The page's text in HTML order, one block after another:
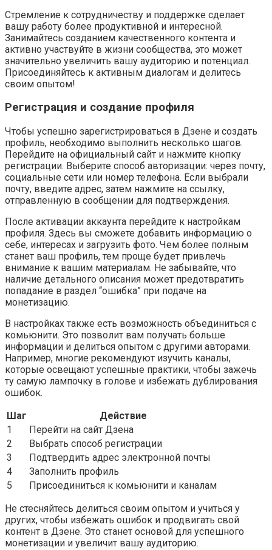
Стремление к сотрудничеству и поддержке сделает
вашу работу более продуктивной и интересной.
Занимайтесь созданием качественного контента и
активно участвуйте в жизни сообщества, это может
значительно увеличить вашу аудиторию и потенциал.
Присоединяйтесь к активным диалогам и делитесь
своим опытом!
Регистрация и создание профиля
Чтобы успешно зарегистрироваться в Дзене и создать
профиль, необходимо выполнить несколько шагов.
Перейдите на официальный сайт и нажмите кнопку
регистрации. Выберите способ авторизации: через почту,
социальные сети или номер телефона. Если выбрали
почту, введите адрес, затем нажмите на ссылку,
отправленную в сообщении для подтверждения.
После активации аккаунта перейдите к настройкам
профиля. Здесь вы сможете добавить информацию о
себе, интересах и загрузить фото. Чем более полным
станет ваш профиль, тем проще будет привлечь
внимание к вашим материалам. Не забывайте, что
наличие детального описания может предотвратить
попадание в раздел “ошибка” при подаче на
монетизацию.
В настройках также есть возможность объединиться с
комьюнити. Это позволит вам получать больше
информации и делиться опытом с другими авторами.
Например, многие рекомендуют изучить каналы,
которые освещают успешные практики, чтобы зажечь
ту самую лампочку в голове и избежать дублирования
ошибок.
Шаг
Действие
1
Перейти на сайт Дзена
2
Выбрать способ регистрации
3
Подтвердить адрес электронной почты
4
Заполнить профиль
5
Присоединиться к комьюнити и каналам
Не стесняйтесь делиться своим опытом и учиться у
других, чтобы избежать ошибок и продвигать свой
контент в Дзене. Это станет основой для успешного
монетизации и увеличит вашу аудиторию.